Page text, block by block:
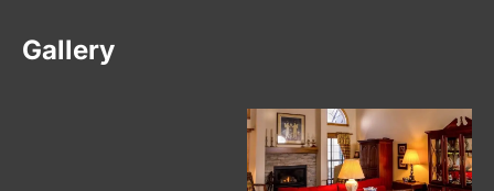
Gallery